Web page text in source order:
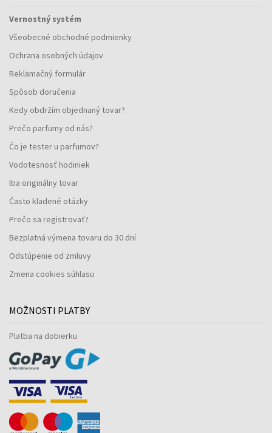
Vernostný systém
Všeobecné obchodné podmienky
Ochrana osobných údajov
Reklamačný formulár
Spôsob doručenia
Kedy obdržím objednaný tovar?
Prečo parfumy od nás?
Čo je tester u parfumov?
Vodotesnosť hodiniek
Iba originálny tovar
Často kladené otázky
Prečo sa registrovať?
Bezplatná výmena tovaru do 30 dní
Odstúpenie od zmluvy
Zmena cookies súhlasu
MOŽNOSTI PLATBY
Platba na dobierku